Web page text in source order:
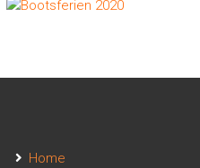
Home